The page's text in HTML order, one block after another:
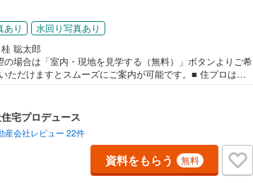
あり
水回り写真あり
桂 聡太郎
場合は「室内・現地を見学する（無料）」ボタンよりご希
ただけますとスムーズにご案内が可能です。■ 住プロは保
当社限定で販売する物件情報も多数ございますので、お気
宅ローン提案システム 弊社では
門スタッフによる【丁寧な資金アドバイス】【ファイナン
の作成】を随時行っております。意外に知らないお客様が
ローン残高】【住宅購入者だけが加入できる無料の生命保
る、国からの特別ボーナス】これから多くなる【教育費】
始まる【住宅ローン返済】65歳以上から必要になる【老後
宅プロデュース
産会社レビュー 22件
資料をもらう 無料
足柄上郡松田町
足柄下郡箱根町 (0 )
（3 ）
ス
オール電化（ 28 ）